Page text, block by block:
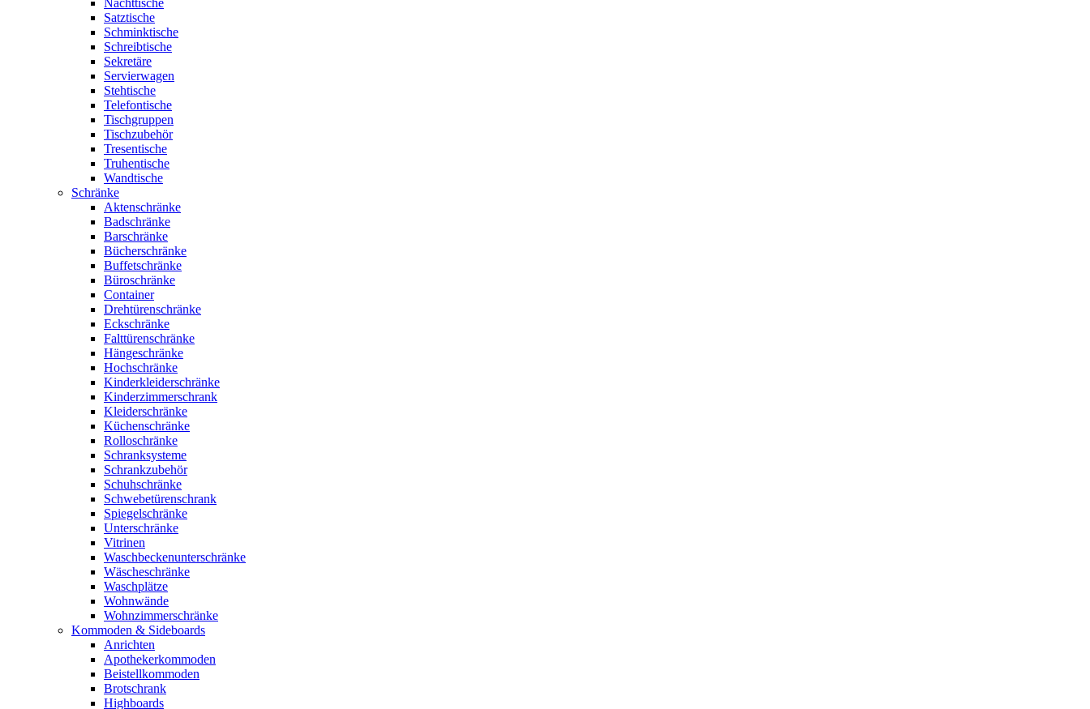
Nachttische
Satztische
Schminktische
Schreibtische
Sekretäre
Servierwagen
Stehtische
Telefontische
Tischgruppen
Tischzubehör
Tresentische
Truhentische
Wandtische
Schränke
Aktenschränke
Badschränke
Barschränke
Bücherschränke
Buffetschränke
Büroschränke
Container
Drehtürenschränke
Eckschränke
Falttürenschränke
Hängeschränke
Hochschränke
Kinderkleiderschränke
Kinderzimmerschrank
Kleiderschränke
Küchenschränke
Rolloschränke
Schranksysteme
Schrankzubehör
Schuhschränke
Schwebetürenschrank
Spiegelschränke
Unterschränke
Vitrinen
Waschbeckenunterschränke
Wäscheschränke
Waschplätze
Wohnwände
Wohnzimmerschränke
Kommoden & Sideboards
Anrichten
Apothekerkommoden
Beistellkommoden
Brotschrank
Highboards